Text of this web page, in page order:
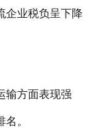
企业税负呈下降
输方面表现强
。